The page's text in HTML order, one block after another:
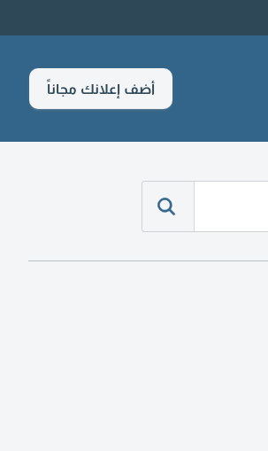
أضف إعلانك مجاناً